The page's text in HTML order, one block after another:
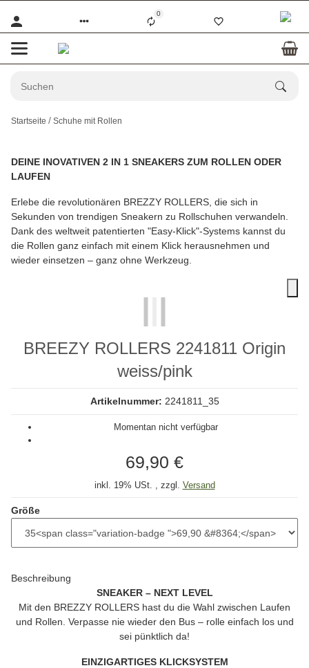
0
Startseite Schuhe mit Rollen
DEINE INOVATIVEN 2 IN 1 SNEAKERS ZUM ROLLEN ODER
LAUFEN
Erlebe die revolutionären BREZZY ROLLERS, die sich in
Sekunden von trendigen Sneakern zu Rollschuhen verwandeln.
Dank des weltweit patentierten "Easy-Klick"-Systems kannst du
die Rollen ganz einfach mit einem Klick herausnehmen und
wieder einsetzen – ganz ohne Werkzeug.
BREEZY ROLLERS 2241811 Origin
weiss/pink
Artikelnummer: 2241811_35
Momentan nicht verfügbar
69,90 €
inkl. 19% USt. , zzgl. Versand
Größe
Beschreibung
SNEAKER – NEXT LEVEL
Mit den BREZZY ROLLERS hast du die Wahl zwischen Laufen
und Rollen. Verpasse nie wieder den Bus – rolle einfach los und
sei pünktlich da!
EINZIGARTIGES KLICKSYSTEM